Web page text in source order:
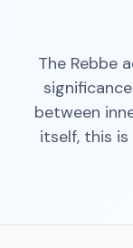
The Rebbe
between
itself, this